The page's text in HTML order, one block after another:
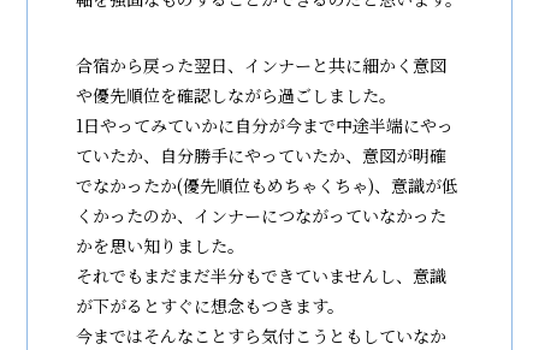
合宿から戻った翌日、インナーと共に細かく意図
や優先順位を確認しながら過ごしました。
1日やってみていかに自分が今まで中途半端にやっ
ていたか、自分勝手にやっていたか、意図が明確
でなかったか(優先順位もめちゃくちゃ)、意識が低
くかったのか、インナーにつながっていなかった
かを思い知りました。
それでもまだまだ半分もできていませんし、意識
が下がるとすぐに想念もつきます。
今まではそんなことすら気付こうともしていなか